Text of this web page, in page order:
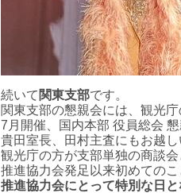
続いて 関東支部です。
関東支部の懇親会には、観光庁
7月開催、国内本部 役員総会
貴田室長、田村主査にもお越し
観光庁の方が支部単独の商談
推進協力会発足以来初めてのこ
推進協力会にとって特別な日と